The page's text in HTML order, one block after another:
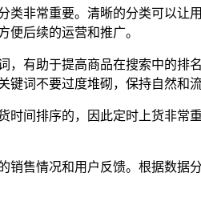
类非常重要。清晰的分类可以让
便后续的运营和推广。
，有助于提高商品在搜索中的排
词不要过度堆砌，保持自然和流
时间排序的，因此定时上货非常
销售情况和用户反馈。根据数据